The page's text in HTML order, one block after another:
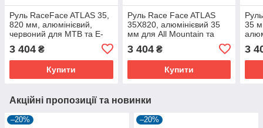
Руль RaceFace ATLAS 35,
820 мм, алюмінієвий,
червоний для MTB та E-
3 404 ₴
Купити
Руль Race Face ATLAS
35X820, алюмінієвий 35
мм для All Mountain та
3 404₴
Купити
35
3
Акційні пропозиції та новинки
–20% –20%